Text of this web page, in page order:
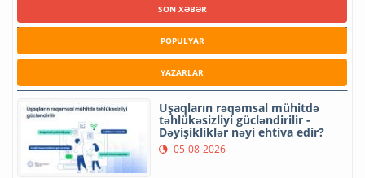
SON XƏBƏR
POPULYAR
YAZARLAR
Uşaqların rəqəmsal mühitdə
təhlükəsizliyi gücləndirilir -
Dəyişikliklər nəyi ehtiva edir?
05-08-2026